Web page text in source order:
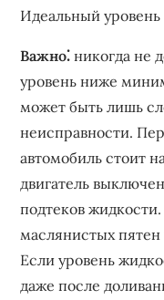
Идеальный
Важно⁚ никогда не
уровень ниже
может быть лишь
неисправности.
автомобиль стоит
двигатель
подтеков
маслянистых
Если уровень
даже после